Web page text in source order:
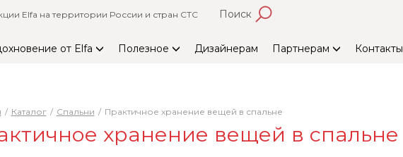
Elfa на территории России и стран СТС Поиск
от Elfa Полезное Дизайнерам Партнерам Контакты
Каталог Спальни Практичное хранение вещей в спальне
хранение вещей в спальне